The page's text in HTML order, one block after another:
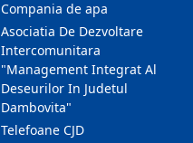
Compania de apa
Asociatia De Dezvoltare
Intercomunitara
"Management Integrat Al
Deseurilor In Judetul
Dambovita"
Telefoane CJD